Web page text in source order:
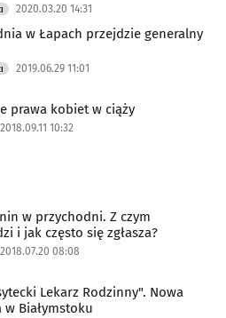
2020.03.20 14:31
w Łapach przejdzie generalny
2019.06.29 11:01
prawa kobiet w ciąży
2018.09.11 10:32
w przychodni. Z czym
i jak często się zgłasza?
2018.07.20 08:08
Lekarz Rodzinny". Nowa
Białymstoku